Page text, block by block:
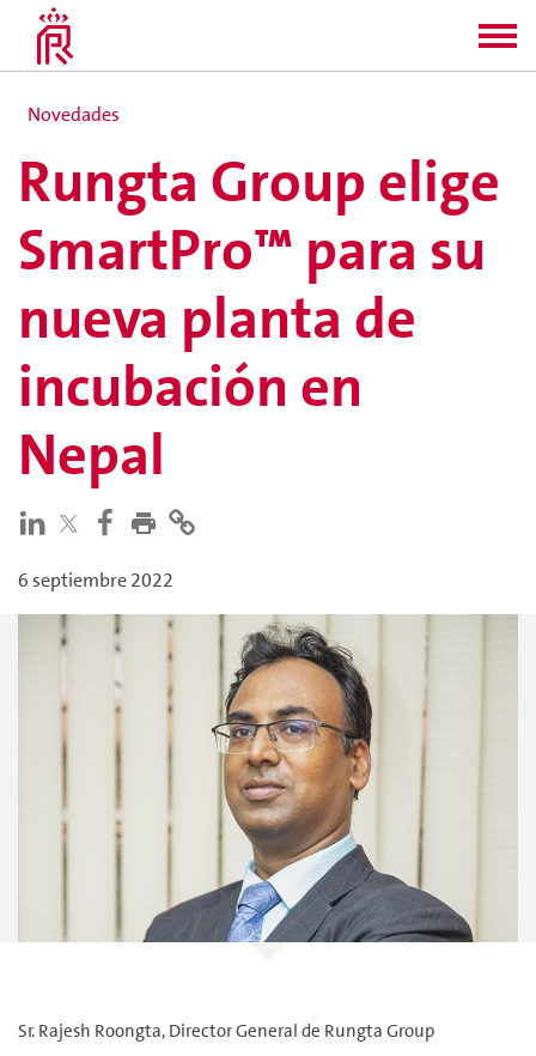
Novedades
Rungta Group elige
SmartPro™ para su
nueva planta de
incubación en
Nepal
6 septiembre 2022
Sr. Rajesh Roongta, Director General de Rungta Group